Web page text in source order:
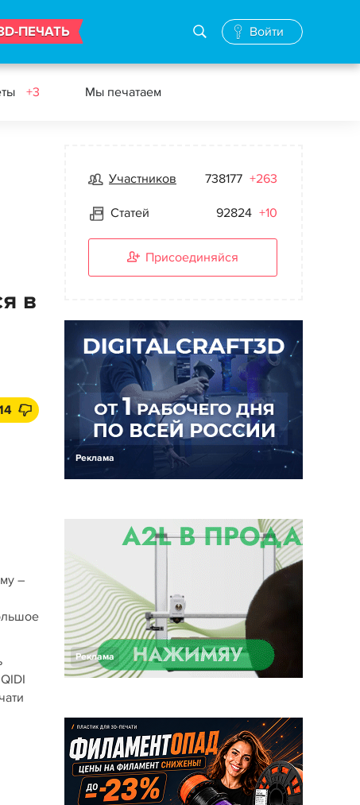
ПЕЧАТЬ Войти
+3 Мы печатаем
в
–
Участников 738177 +263
Статей 92824 +10
Присоединяйся
Реклама
Реклама